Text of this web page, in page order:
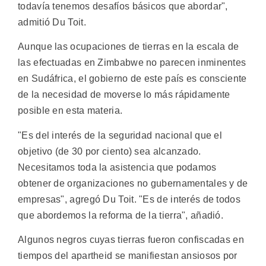
todavía tenemos desafíos básicos que abordar",
admitió Du Toit.
Aunque las ocupaciones de tierras en la escala de
las efectuadas en Zimbabwe no parecen inminentes
en Sudáfrica, el gobierno de este país es consciente
de la necesidad de moverse lo más rápidamente
posible en esta materia.
"Es del interés de la seguridad nacional que el
objetivo (de 30 por ciento) sea alcanzado.
Necesitamos toda la asistencia que podamos
obtener de organizaciones no gubernamentales y de
empresas", agregó Du Toit. "Es de interés de todos
que abordemos la reforma de la tierra", añadió.
Algunos negros cuyas tierras fueron confiscadas en
tiempos del apartheid se manifiestan ansiosos por